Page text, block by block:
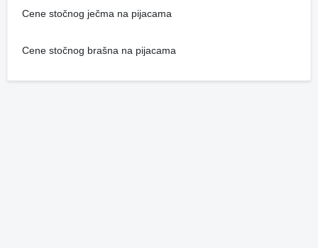
Cene stočnog ječma na pijacama
Cene stočnog brašna na pijacama